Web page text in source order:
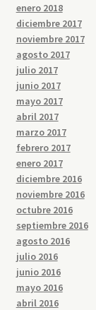
enero 2018
diciembre 2017
noviembre 2017
agosto 2017
julio 2017
junio 2017
mayo 2017
abril 2017
marzo 2017
febrero 2017
enero 2017
diciembre 2016
noviembre 2016
octubre 2016
septiembre 2016
agosto 2016
julio 2016
junio 2016
mayo 2016
abril 2016